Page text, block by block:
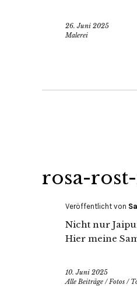
26. Juni 2025
Malerei
rosa-
Veröffentlicht von
Nicht nur
Hier meine
10. Juni 2025
Alle Beiträge /Fotos /